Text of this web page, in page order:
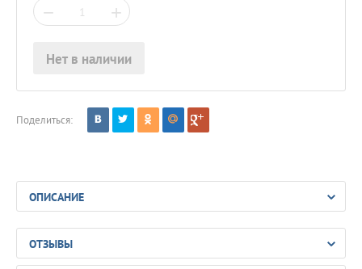
− +
Нет в наличии
Поделиться:
ОПИСАНИЕ
ОТЗЫВЫ